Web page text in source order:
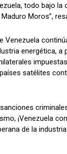
todo bajo la
Moros”,
Venezuela
energética, a
satélites
¡Venezuela
de la